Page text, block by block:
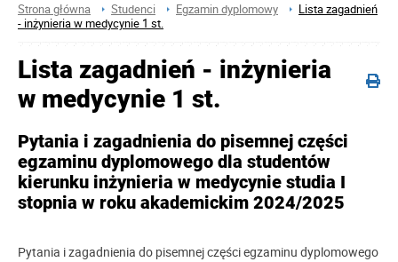
Strona główna Studenci Egzamin dyplomowy
Lista zagadnień
- inżynieria w medycynie 1 st.
Lista zagadnień - inżynieria
w medycynie 1 st.
Pytania i zagadnienia do pisemnej części
egzaminu dyplomowego dla studentów
kierunku inżynieria w medycynie studia I
stopnia w roku akademickim 2024/2025
Pytania i zagadnienia do pisemnej części egzaminu dyplomowego